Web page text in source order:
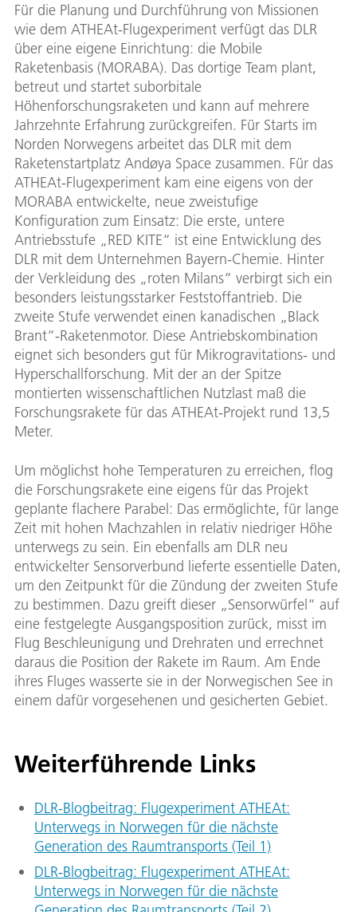
Für die Planung und Durchführung von Missionen
wie dem ATHEAt-Flugexperiment verfügt das DLR
über eine eigene Einrichtung: die Mobile
Raketenbasis (MORABA). Das dortige Team plant,
betreut und startet suborbitale
Höhenforschungsraketen und kann auf mehrere
Jahrzehnte Erfahrung zurückgreifen. Für Starts im
Norden Norwegens arbeitet das DLR mit dem
Raketenstartplatz Andøya Space zusammen. Für das
ATHEAt-Flugexperiment kam eine eigens von der
MORABA entwickelte, neue zweistufige
Konfiguration zum Einsatz: Die erste, untere
Antriebsstufe „RED KITE“ ist eine Entwicklung des
DLR mit dem Unternehmen Bayern-Chemie. Hinter
der Verkleidung des „roten Milans“ verbirgt sich ein
besonders leistungsstarker Feststoffantrieb. Die
zweite Stufe verwendet einen kanadischen „Black
Brant“-Raketenmotor. Diese Antriebskombination
eignet sich besonders gut für Mikrogravitations- und
Hyperschallforschung. Mit der an der Spitze
montierten wissenschaftlichen Nutzlast maß die
Forschungsrakete für das ATHEAt-Projekt rund 13,5
Meter.
Um möglichst hohe Temperaturen zu erreichen, flog
die Forschungsrakete eine eigens für das Projekt
geplante flachere Parabel: Das ermöglichte, für lange
Zeit mit hohen Machzahlen in relativ niedriger Höhe
unterwegs zu sein. Ein ebenfalls am DLR neu
entwickelter Sensorverbund lieferte essentielle Daten,
um den Zeitpunkt für die Zündung der zweiten Stufe
zu bestimmen. Dazu greift dieser „Sensorwürfel“ auf
eine festgelegte Ausgangsposition zurück, misst im
Flug Beschleunigung und Drehraten und errechnet
daraus die Position der Rakete im Raum. Am Ende
ihres Fluges wasserte sie in der Norwegischen See in
einem dafür vorgesehenen und gesicherten Gebiet.
Weiterführende Links
DLR-Blogbeitrag: Flugexperiment ATHEAt:
Unterwegs in Norwegen für die nächste
Generation des Raumtransports (Teil 1)
DLR-Blogbeitrag: Flugexperiment ATHEAt:
Unterwegs in Norwegen für die nächste